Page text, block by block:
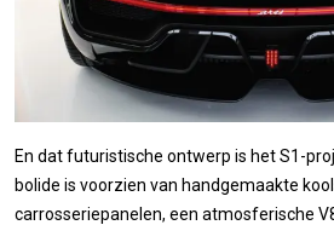
En dat futuristische ontwerp is het S1-
bolide is voorzien van handgemaakte
carrosseriepanelen, een atmosferische